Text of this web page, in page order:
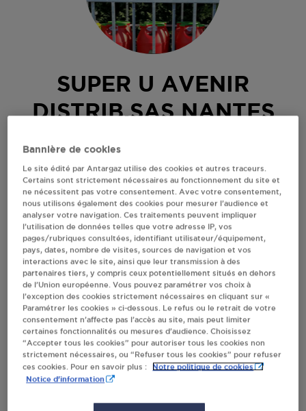
SUPER U AVENIR
DISTRIB.SAS NANTES
66 BOULEVARD ERNEST DALBY
44000NANTES
Revendeur de bouteilles de gaz
S'Y RENDRE
AFFICHER LE TÉLÉPHONE
RECEVOIR LES COORDONNÉES DU REVENDEUR
En cliquant sur « S’y rendre », j’autorise le traitement
d’informations (dont mon adresse IP) et leur transfert hors UE
par Google Maps afin d’afficher la carte.
En savoir plus
Bannière de cookies
Le site édité par Antargaz utilise des cookies et autres traceurs.
Certains sont strictement nécessaires au fonctionnement du site et
ne nécessitent pas votre consentement. Avec votre consentement,
nous utilisons également des cookies pour mesurer l’audience et
analyser votre navigation. Ces traitements peuvent impliquer
l’utilisation de données telles que votre adresse IP, vos
pages/rubriques consultées, identifiant utilisateur/équipement,
pays, dates, nombre de visites, sources de navigation et vos
interactions avec le site, ainsi que leur transmission à des
partenaires tiers, y compris ceux potentiellement situés en dehors
de l’Union européenne. Vous pouvez paramétrer vos choix à
l’exception des cookies strictement nécessaires en cliquant sur «
Paramétrer les cookies » ci-dessous. Le refus ou le retrait de votre
consentement n’affecte pas l’accès au site, mais peut limiter
certaines fonctionnalités ou mesures d’audience. Choisissez
“Accepter tous les cookies” pour autoriser tous les cookies non
strictement nécessaires, ou “Refuser tous les cookies” pour refuser
ces cookies. Pour en savoir plus :
Notre politique de cookies
Notice d'information